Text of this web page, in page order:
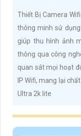
Thiết Bị Camera
thông minh sử
giúp thu hình ảnh
thông qua công
quan sát mọi hoạt
IP Wifi, mang lại
Ultra 2k lite